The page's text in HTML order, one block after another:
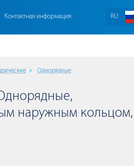
RU
Контактная информация
Однорядные
наружным кольцом,